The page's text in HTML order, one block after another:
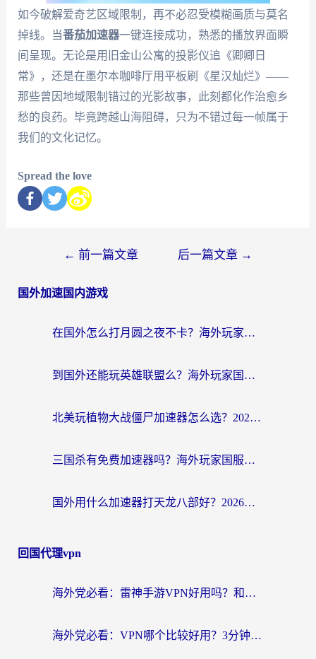
如今破解爱奇艺区域限制，再不必忍受模糊画质与莫名
掉线。当番茄加速器一键连接成功，熟悉的播放界面瞬
间呈现。无论是用旧金山公寓的投影仪追《卿卿日
常》，还是在墨尔本咖啡厅用平板刷《星汉灿烂》——
那些曾因地域限制错过的光影故事，此刻都化作治愈乡
愁的良药。毕竟跨越山海阻碍，只为不错过每一帧属于
我们的文化记忆。
Spread the love
← 前一篇文章 后一篇文章 →
国外加速国内游戏
在国外怎么打月圆之夜不卡？海外玩家国服游戏加速终极指南（附巴西英国游戏适配方案）
到国外还能玩英雄联盟么？海外玩家国服游戏畅玩终极指南
北美玩植物大战僵尸加速器怎么选？2026海外党必看的国服游戏加速指南
三国杀有免费加速器吗？海外玩家国服畅玩终极指南（附泰国南非专属解决方案）
国外用什么加速器打天龙八部好？2026海外玩家国服游戏加速全攻略
回国代理vpn
海外党必看：雷神手游VPN好用吗？和天速回国VPN对比哪个回国效果更好？附实用加速器选择指南
海外党必看：VPN哪个比较好用？3分钟找到适合你的回国加速方案